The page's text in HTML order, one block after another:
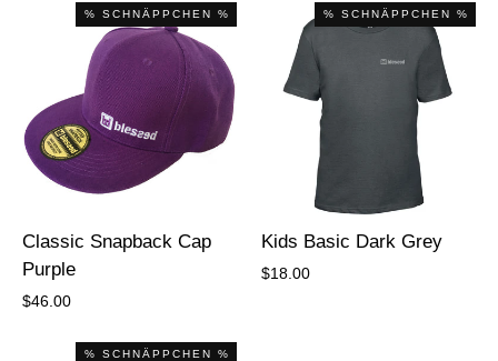
% SCHNÄPPCHEN %
Classic Snapback Cap
Purple
$46.00
% SCHNÄPPCHEN %
Kids Basic Dark Grey
$18.00
% SCHNÄPPCHEN %